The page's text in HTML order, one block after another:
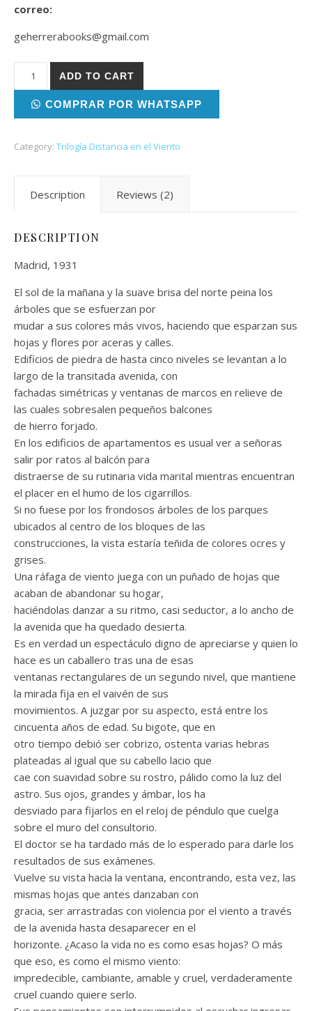
correo:
geherrerabooks@gmail.com
Distancia en el viento -Libro 1 quantity
ADD TO CART
COMPRAR POR WHATSAPP
Category: Trilogía Distancia en el Viento
Description Reviews (2)
DESCRIPTION
Madrid, 1931
El sol de la mañana y la suave brisa del norte peina los
árboles que se esfuerzan por
mudar a sus colores más vivos, haciendo que esparzan sus
hojas y flores por aceras y calles.
Edificios de piedra de hasta cinco niveles se levantan a lo
largo de la transitada avenida, con
fachadas simétricas y ventanas de marcos en relieve de
las cuales sobresalen pequeños balcones
de hierro forjado.
En los edificios de apartamentos es usual ver a señoras
salir por ratos al balcón para
distraerse de su rutinaria vida marital mientras encuentran
el placer en el humo de los cigarrillos.
Si no fuese por los frondosos árboles de los parques
ubicados al centro de los bloques de las
construcciones, la vista estaría teñida de colores ocres y
grises.
Una ráfaga de viento juega con un puñado de hojas que
acaban de abandonar su hogar,
haciéndolas danzar a su ritmo, casi seductor, a lo ancho de
la avenida que ha quedado desierta.
Es en verdad un espectáculo digno de apreciarse y quien lo
hace es un caballero tras una de esas
ventanas rectangulares de un segundo nivel, que mantiene
la mirada fija en el vaivén de sus
movimientos. A juzgar por su aspecto, está entre los
cincuenta años de edad. Su bigote, que en
otro tiempo debió ser cobrizo, ostenta varias hebras
plateadas al igual que su cabello lacio que
cae con suavidad sobre su rostro, pálido como la luz del
astro. Sus ojos, grandes y ámbar, los ha
desviado para fijarlos en el reloj de péndulo que cuelga
sobre el muro del consultorio.
El doctor se ha tardado más de lo esperado para darle los
resultados de sus exámenes.
Vuelve su vista hacia la ventana, encontrando, esta vez, las
mismas hojas que antes danzaban con
gracia, ser arrastradas con violencia por el viento a través
de la avenida hasta desaparecer en el
horizonte. ¿Acaso la vida no es como esas hojas? O más
que eso, es como el mismo viento:
impredecible, cambiante, amable y cruel, verdaderamente
cruel cuando quiere serlo.